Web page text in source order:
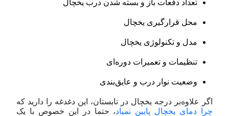
تعداد دفعات باز و بسته شدن درب یخچال
محل قرارگیری یخچال
مدل و تکنولوژی یخچال
تنظیمات و تعمیرات دوره‌ای
وضعیت نوار درب و عایق‌بندی
اگر علاوه‌بر درجه یخچال در تابستان، این دغدغه را دارید که
چرا دمای یخچال پایین نمیاد، حتما در این خصوص با یک